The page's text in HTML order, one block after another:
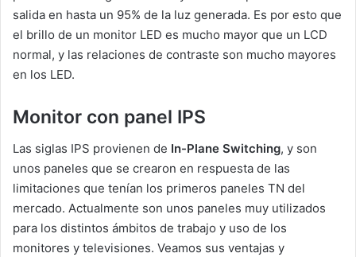
salida en hasta un 95% de la luz generada. Es por esto que
el brillo de un monitor LED es mucho mayor que un LCD
normal, y las relaciones de contraste son mucho mayores
en los LED.
Monitor con panel IPS
Las siglas IPS provienen de In-Plane Switching, y son
unos paneles que se crearon en respuesta de las
limitaciones que tenían los primeros paneles TN del
mercado. Actualmente son unos paneles muy utilizados
para los distintos ámbitos de trabajo y uso de los
monitores y televisiones. Veamos sus ventajas y